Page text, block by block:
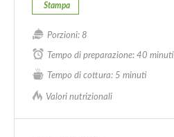
Stampa
Porzioni: 8
Tempo di preparazione: 40 minuti
Tempo di cottura: 5 minuti
Valori nutrizionali